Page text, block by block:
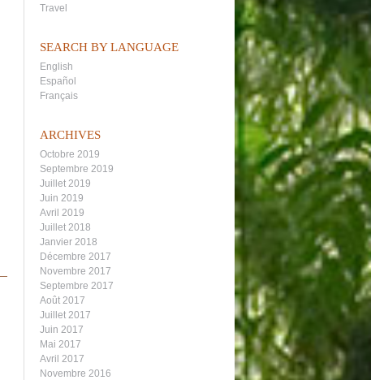
Travel
SEARCH BY LANGUAGE
English
Español
Français
ARCHIVES
Octobre 2019
Septembre 2019
Juillet 2019
Juin 2019
Avril 2019
Juillet 2018
Janvier 2018
Décembre 2017
Novembre 2017
Septembre 2017
Août 2017
Juillet 2017
Juin 2017
Mai 2017
Avril 2017
Novembre 2016